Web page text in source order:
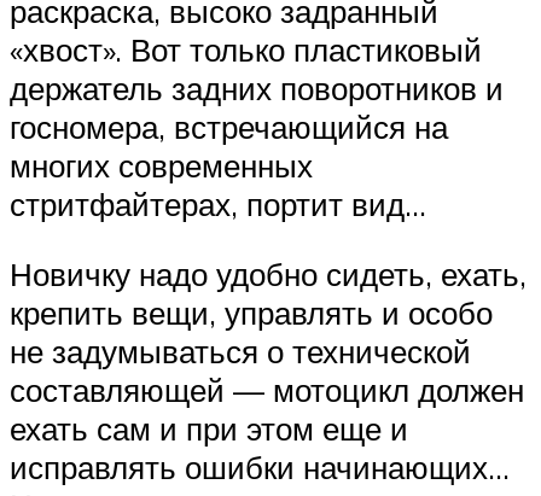
раскраска, высоко задранный
«хвост». Вот только пластиковый
держатель задних поворотников и
госномера, встречающийся на
многих современных
стритфайтерах, портит вид…
Новичку надо удобно сидеть, ехать,
крепить вещи, управлять и особо
не задумываться о технической
составляющей — мотоцикл должен
ехать сам и при этом еще и
исправлять ошибки начинающих…